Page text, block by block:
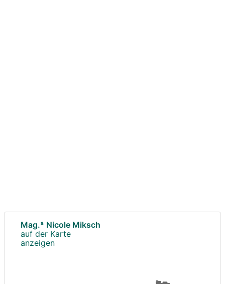
Mag.ª Nicole Miksch
auf der Karte
anzeigen